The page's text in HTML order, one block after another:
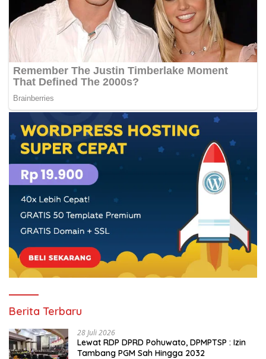
Berita Terbaru
28 Juli 2026
Lewat RDP DPRD Pohuwato, DPMPTSP : Izin
Tambang PGM Sah Hingga 2032